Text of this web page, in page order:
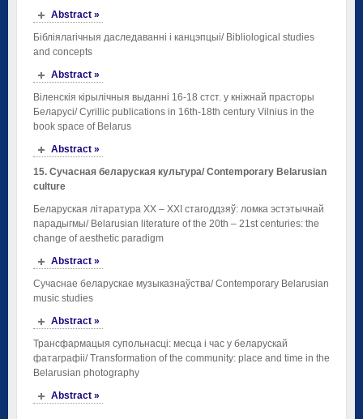
Abstract »
Бібліялагічныя даследаванні і канцэпцыі/ Bibliological studies
and concepts
Abstract »
Віленскія кірылічныя выданні 16-18 стст. у кніжнай прасторы
Беларусі/ Cyrillic publications in 16th-18th century Vilnius in the
book space of Belarus
Abstract »
15. Сучасная беларуская культура/ Contemporary Belarusian
culture
Беларуская літаратура ХХ – ХХІ стагоддзяў: ломка эстэтычнай
парадыгмы/ Belarusian literature of the 20th – 21st centuries: the
change of aesthetic paradigm
Abstract »
Сучаснае беларускае музыказнаўства/ Contemporary Belarusian
music studies
Abstract »
Трансфармацыя супольнасці: месца і час у беларускай
фатаграфіі/ Transformation of the community: place and time in the
Belarusian photography
Abstract »